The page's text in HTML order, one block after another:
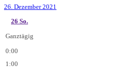
26. Dezember 2021
26 So.
Ganztägig
0:00
1:00